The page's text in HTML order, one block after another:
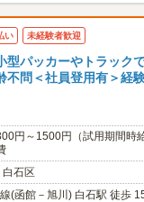
い 未経験者歓迎
型パッカーやトラック
不問＜社員登用有＞経
円～1500円（試用期間時
石区
(函館－旭川) 白石駅 徒歩